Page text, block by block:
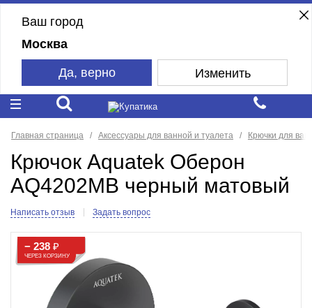
Ваш город
Москва
Да, верно Изменить
Главная страница Аксессуары для ванной и туалета Крючки для
Крючок Aquatek Оберон
AQ4202MB черный матовый
Написать отзыв Задать вопрос
− 238₽
ЧЕРЕЗ КОРЗИНУ